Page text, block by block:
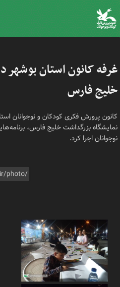
غرفه کانون استان بوشهر
خلیج فارس
کانون پرورش فکری کودکان و نوجوانان
نمایشگاه بزرگداشت خلیج فارس،
نوجوانان اجرا کرد.